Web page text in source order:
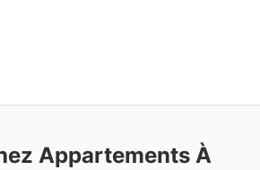
Appartements À